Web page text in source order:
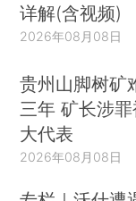
详解(含视频)
2026年08月08日
贵州山脚树矿
三年 矿长涉
大代表
2026年08月08日